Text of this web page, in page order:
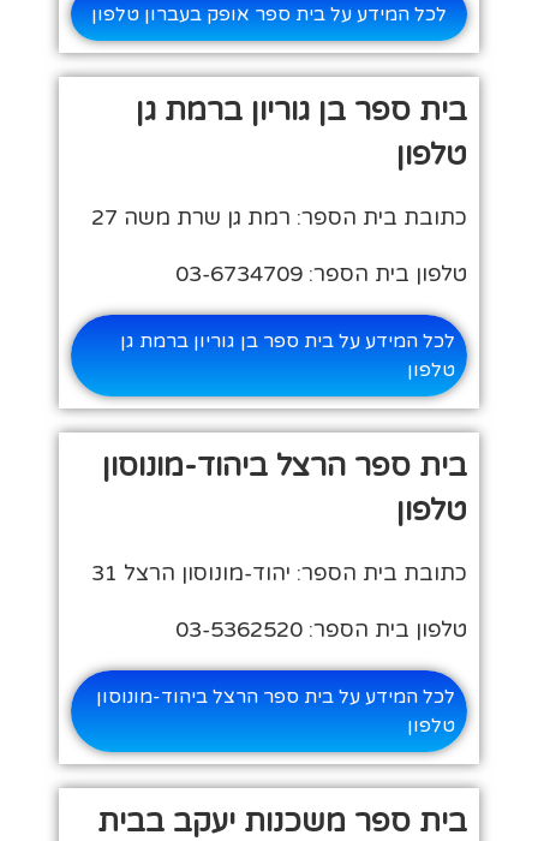
לכל המידע על בית ספר אופק בעברון טלפון
בית ספר בן גוריון ברמת גן
טלפון
כתובת בית הספר: רמת גן שרת משה 27
טלפון בית הספר: 03-6734709
לכל המידע על בית ספר בן גוריון ברמת גן
טלפון
בית ספר הרצל ביהוד-מונוסון
טלפון
כתובת בית הספר: יהוד-מונוסון הרצל 31
טלפון בית הספר: 03-5362520
לכל המידע על בית ספר הרצל ביהוד-מונוסון
טלפון
בית ספר משכנות יעקב בבית